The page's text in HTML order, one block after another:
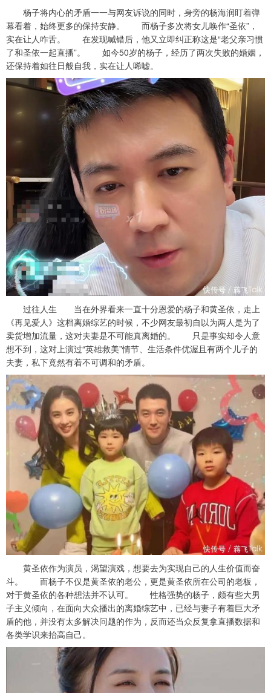
杨子将内心的矛盾一一与网友诉说的同时，身旁的杨海润盯着弹
幕看着，始终更多的保持安静。 而杨子多次将女儿唤作“圣依”，
实在让人咋舌。 在发现喊错后，他又立即纠正称这是“老父亲习惯
了和圣依一起直播”。 如今50岁的杨子，经历了两次失败的婚姻，
还保持着如往日般自我，实在让人唏嘘。
过往人生 当在外界看来一直十分恩爱的杨子和黄圣依，走上
《再见爱人》这档离婚综艺的时候，不少网友最初自以为两人是为了
卖货增加流量，这对夫妻是不可能真离婚的。 只是事实却令人意
想不到，这对上演过“英雄救美”情节、生活条件优渥且有两个儿子的
夫妻，私下竟然有着不可调和的矛盾。
黄圣依作为演员，渴望演戏，想要去为实现自己的人生价值而奋
斗。 而杨子不仅是黄圣依的老公，更是黄圣依所在公司的老板，
对于黄圣依的各种想法并不认可。 性格强势的杨子，颇有些大男
子主义倾向，在面向大众播出的离婚综艺中，已经与妻子有着巨大矛
盾的他，并没有太多解决问题的作为，反而还当众反复拿直播数据和
各类学识来抬高自己。